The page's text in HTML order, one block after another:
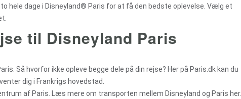
hele dage i Disneyland® Paris for at få den bedste oplevelse. Vælg et
til Disneyland Paris
Så hvorfor ikke opleve begge dele på din rejse? Her på Paris.dk kan du
dig i Frankrigs hovedstad.
af Paris. Læs mere om transporten mellem Disneyland og Paris her.